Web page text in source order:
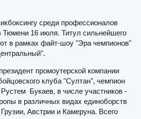
среди профессионалов
Тюмени 16 июля. Титул сильнейшего
в рамках файт-шоу "Эра чемпионов"
промоутерской компании
клуба "Султан", чемпион
Рустем Букаев, в числе участников -
в различных видах единоборств
Австрии и Камеруна. Всего